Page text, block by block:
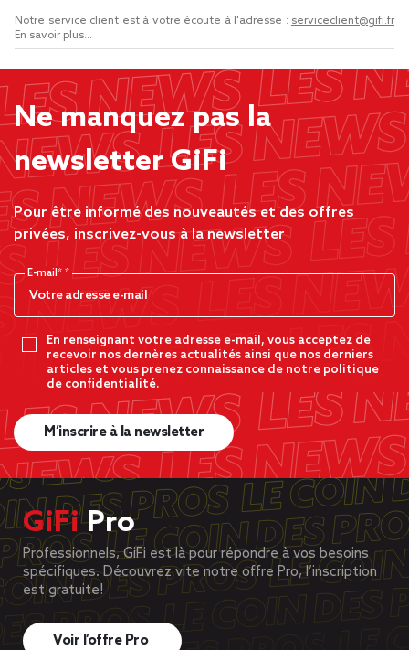
Notre service client est à votre écoute à l'adresse : serviceclient@gifi.fr
En savoir plus...
Ne manquez pas la
newsletter GiFi
Pour être informé des nouveautés et des offres
privées, inscrivez-vous à la newsletter
E-mail*
En renseignant votre adresse e-mail, vous acceptez de
recevoir nos dernères actualités ainsi que nos derniers
articles et vous prenez connaissance de notre politique
de confidentialité.
M’inscrire à la newsletter
GiFiPro
Professionnels, GiFi est là pour répondre à vos besoins
spécifiques. Découvrez vite notre offre Pro, l’inscription
est gratuite!
Voir l’offre Pro